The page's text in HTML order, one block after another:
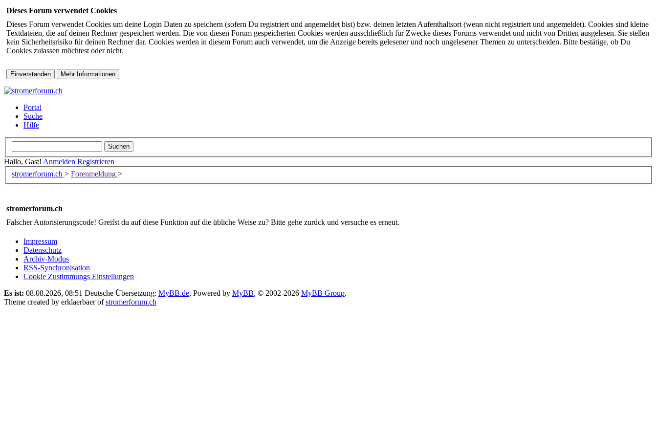
Dieses Forum verwendet Cookies
Dieses Forum verwendet Cookies um deine Login Daten zu speichern (sofern Du registriert und angemeldet bist) bzw. deinen letzten Aufenthaltsort (wenn nicht registriert und angemeldet). Cookies sind kleine
Textdateien, die auf deinen Rechner gespeichert werden. Die von diesen Forum gespeicherten Cookies werden ausschließlich für Zwecke dieses Forums verwendet und nicht von Dritten ausgelesen. Sie stellen
kein Sicherheitsrisiko für deinen Rechner dar. Cookies werden in diesem Forum auch verwendet, um die Anzeige bereits gelesener und noch ungelesener Themen zu unterscheiden. Bitte bestätige, ob Du
Cookies zulassen möchtest oder nicht.
Portal
Suche
Hilfe
Hallo, Gast! Anmelden Registrieren
stromerforum.ch > Forenmeldung >
stromerforum.ch
Falscher Autorisierungscode! Greifst du auf diese Funktion auf die übliche Weise zu? Bitte gehe zurück und versuche es erneut.
Impressum
Datenschutz
Archiv-Modus
RSS-Synchronisation
Cookie Zustimmungs Einstellungen
Es ist: 08.08.2026, 08:51 Deutsche Übersetzung: MyBB.de, Powered by MyBB, © 2002-2026 MyBB Group.
Theme created by erklaerbaer ofstromerforum.ch